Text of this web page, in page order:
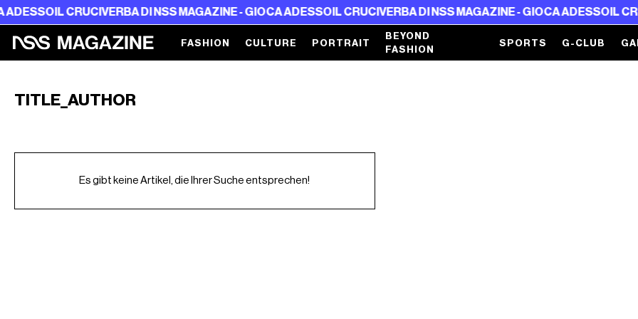
IL CRUCIVERBA DI NSS MAGAZINE - GIOCA ADESSOIL CRUCIVERBA DI NSS MAGAZINE - GIOCA ADESSOIL
FASHION CULTURE PORTRAIT
BEYOND
FASHION
SPORTS G-CLUB
TITLE_AUTHOR
Es gibt keine Artikel, die Ihrer Suche entsprechen!